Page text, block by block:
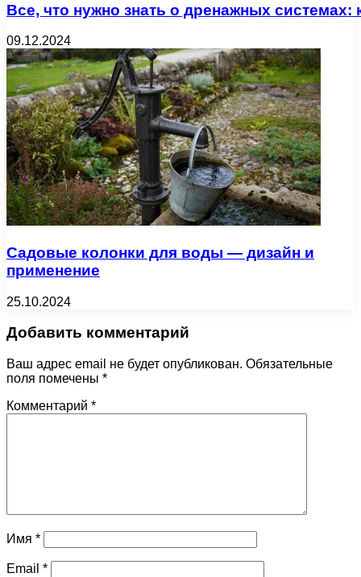
Все, что нужно знать о дренажных системах:
09.12.2024
Садовые колонки для воды — дизайн и
применение
25.10.2024
Добавить комментарий
Ваш адрес email не будет опубликован. Обязательные
поля помечены *
Комментарий *
Имя *
Email *